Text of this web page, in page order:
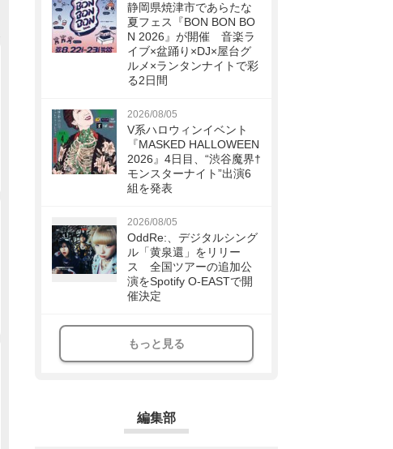
静岡県焼津市であらたな
夏フェス『BON BON BO
N 2026』が開催 音楽ラ
イブ×盆踊り×DJ×屋台グ
ルメ×ランタンナイトで彩
る2日間
2026/08/05
V系ハロウィンイベント
『MASKED HALLOWEEN
2026』4日目、“渋谷魔界†
モンスターナイト”出演6
組を発表
2026/08/05
OddRe:、デジタルシング
ル「黄泉還」をリリー
ス 全国ツアーの追加公
演をSpotify O-EASTで開
催決定
もっと見る
編集部